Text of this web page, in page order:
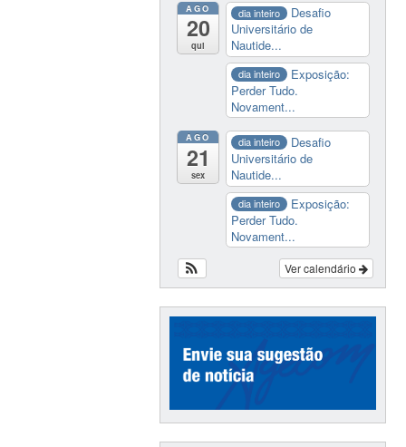
AGO
20
qui
dia inteiro
Desafio
Universitário de
Nautide...
dia inteiro
Exposição:
Perder Tudo.
Novament...
AGO
21
sex
dia inteiro
Desafio
Universitário de
Nautide...
dia inteiro
Exposição:
Perder Tudo.
Novament...
Ver calendário